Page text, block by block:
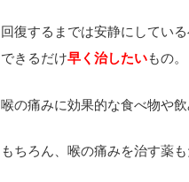
回復するまでは安静にしている
できるだけ早く治したいもの。
喉の痛みに効果的な食べ物や
もちろん、喉の痛みを治す薬